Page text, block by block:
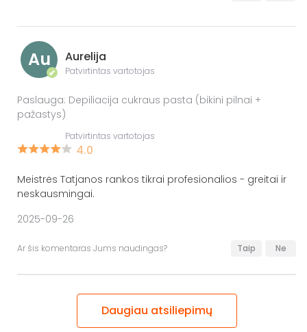
Au
✔
Aurelija
Patvirtintas vartotojas
Paslauga: Depiliacija cukraus pasta (bikini pilnai +
pažastys)
Patvirtintas vartotojas
4.0
Meistrės Tatjanos rankos tikrai profesionalios - greitai ir
neskausmingai.
2025-09-26
Ar šis komentaras Jums naudingas? Taip Ne
Daugiau atsiliepimų